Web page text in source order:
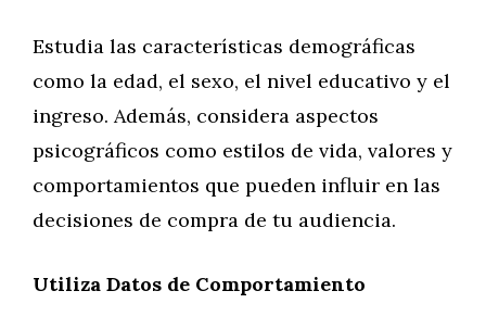
Estudia las características demográficas
como la edad, el sexo, el nivel educativo y el
ingreso. Además, considera aspectos
psicográficos como estilos de vida, valores y
comportamientos que pueden influir en las
decisiones de compra de tu audiencia.
Utiliza Datos de Comportamiento